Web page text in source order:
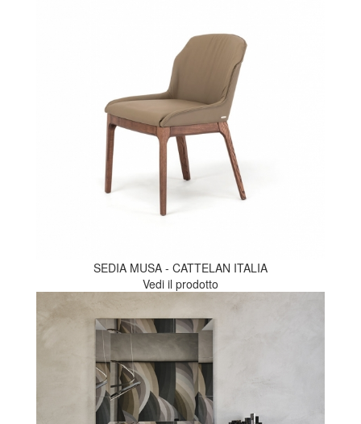
SEDIA MUSA - CATTELAN ITALIA
Vedi il prodotto